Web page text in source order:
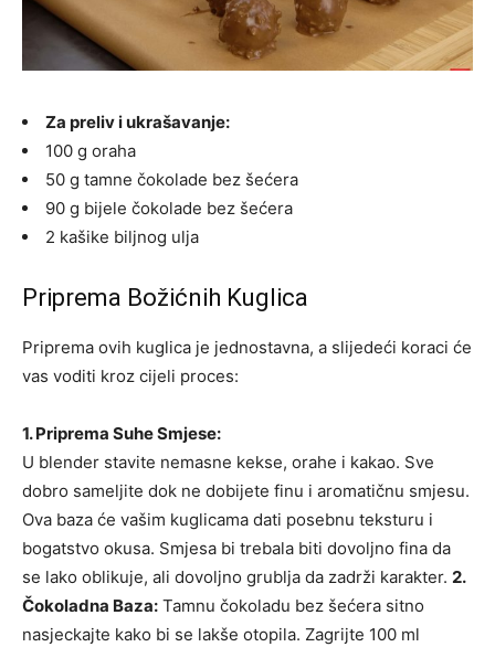
Za preliv i ukrašavanje:
100 g oraha
50 g tamne čokolade bez šećera
90 g bijele čokolade bez šećera
2 kašike biljnog ulja
Priprema Božićnih Kuglica
Priprema ovih kuglica je jednostavna, a slijedeći koraci će
vas voditi kroz cijeli proces:
1. Priprema Suhe Smjese:
U blender stavite nemasne kekse, orahe i kakao. Sve
dobro sameljite dok ne dobijete finu i aromatičnu smjesu.
Ova baza će vašim kuglicama dati posebnu teksturu i
bogatstvo okusa. Smjesa bi trebala biti dovoljno fina da
se lako oblikuje, ali dovoljno grublja da zadrži karakter. 2.
Čokoladna Baza: Tamnu čokoladu bez šećera sitno
nasjeckajte kako bi se lakše otopila. Zagrijte 100 ml